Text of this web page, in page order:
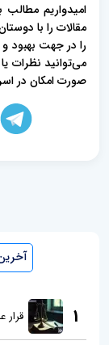
امیدواریم
مقالات را با
را در جهت بهبود
می‌توانید نظرات
صورت امکان در
1